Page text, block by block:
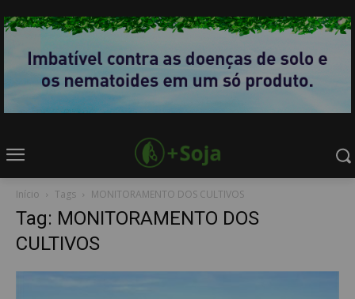
Início Tags MONITORAMENTO DOS CULTIVOS
Tag: MONITORAMENTO DOS
CULTIVOS